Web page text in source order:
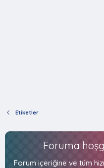
Etiketler
Foruma
Forum içeriğine ve tüm